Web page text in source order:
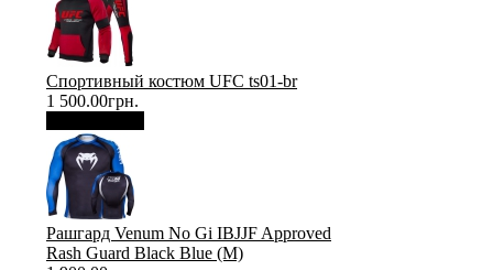
Спортивный костюм UFC ts01-br
1 500.00грн.
Рашгард Venum No Gi IBJJF Approved
Rash Guard Black Blue (М)